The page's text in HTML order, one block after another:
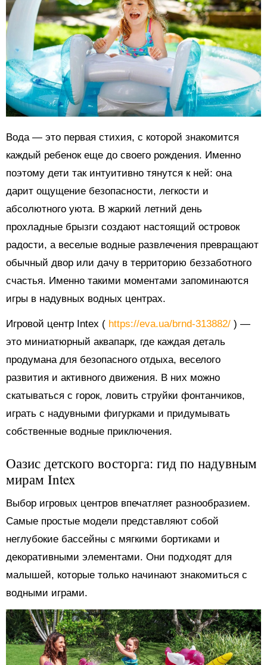
Вода — это первая стихия, с которой знакомится
каждый ребенок еще до своего рождения. Именно
поэтому дети так интуитивно тянутся к ней: она
дарит ощущение безопасности, легкости и
абсолютного уюта. В жаркий летний день
прохладные брызги создают настоящий островок
радости, а веселые водные развлечения превращают
обычный двор или дачу в территорию беззаботного
счастья. Именно такими моментами запоминаются
игры в надувных водных центрах.
Игровой центр Intex ( https://eva.ua/brnd-313882/ ) —
это миниатюрный аквапарк, где каждая деталь
продумана для безопасного отдыха, веселого
развития и активного движения. В них можно
скатываться с горок, ловить струйки фонтанчиков,
играть с надувными фигурками и придумывать
собственные водные приключения.
Оазис детского восторга: гид по надувным
мирам Intex
Выбор игровых центров впечатляет разнообразием.
Самые простые модели представляют собой
неглубокие бассейны с мягкими бортиками и
декоративными элементами. Они подходят для
малышей, которые только начинают знакомиться с
водными играми.